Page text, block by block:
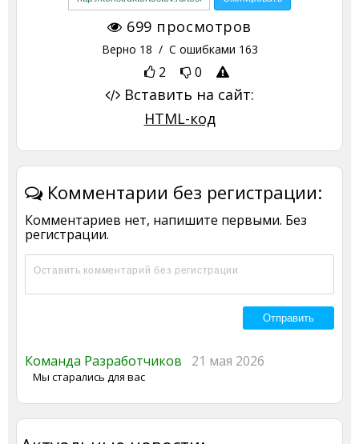
699 просмотров
Верно 18 / С ошибками 163
2 0
Вставить на сайт:
HTML-код
Комментарии без регистрации:
Комментариев нет, напишите первыми. Без
регистрации.
Команда Разработчиков 21 мая 2026
Мы старались для вас